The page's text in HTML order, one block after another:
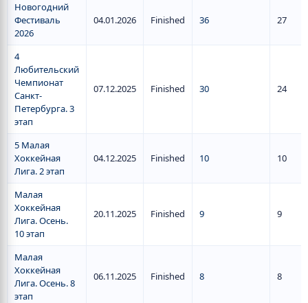
Новогодний
Фестиваль
2026
04.01.2026 Finished 36 27
4
Любительский
Чемпионат
Санкт-
Петербурга. 3
этап
07.12.2025 Finished 30 24
5 Малая
Хоккейная
Лига. 2 этап
04.12.2025 Finished 10 10
Малая
Хоккейная
Лига. Осень.
10 этап
20.11.2025 Finished 9 9
Малая
Хоккейная
Лига. Осень. 8
этап
06.11.2025 Finished 8 8